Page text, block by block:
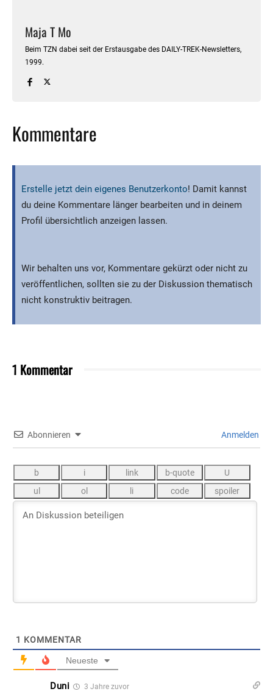
Maja T Mo
Beim TZN dabei seit der Erstausgabe des DAILY-TREK-Newsletters,
1999.
Kommentare
Erstelle jetzt dein eigenes Benutzerkonto! Damit kannst
du deine Kommentare länger bearbeiten und in deinem
Profil übersichtlich anzeigen lassen.
Wir behalten uns vor, Kommentare gekürzt oder nicht zu
veröffentlichen, sollten sie zu der Diskussion thematisch
nicht konstruktiv beitragen.
1 Kommentar
Abonnieren Anmelden
1 KOMMENTAR
Neueste
Duni 3 Jahre zuvor